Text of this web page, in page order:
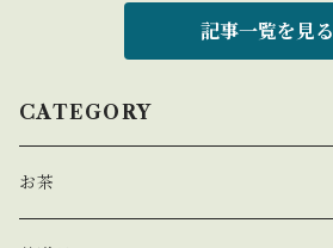
記事一覧を見る
CATEGORY
お茶